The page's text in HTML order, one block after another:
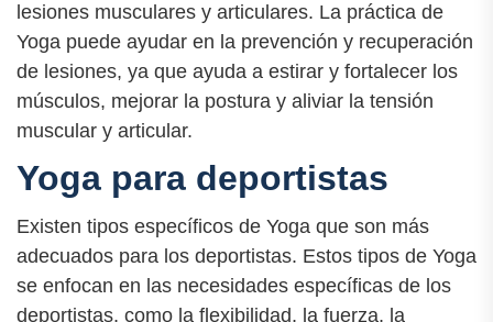
lesiones musculares y articulares. La práctica de
Yoga puede ayudar en la prevención y recuperación
de lesiones, ya que ayuda a estirar y fortalecer los
músculos, mejorar la postura y aliviar la tensión
muscular y articular.
Yoga para deportistas
Existen tipos específicos de Yoga que son más
adecuados para los deportistas. Estos tipos de Yoga
se enfocan en las necesidades específicas de los
deportistas, como la flexibilidad, la fuerza, la